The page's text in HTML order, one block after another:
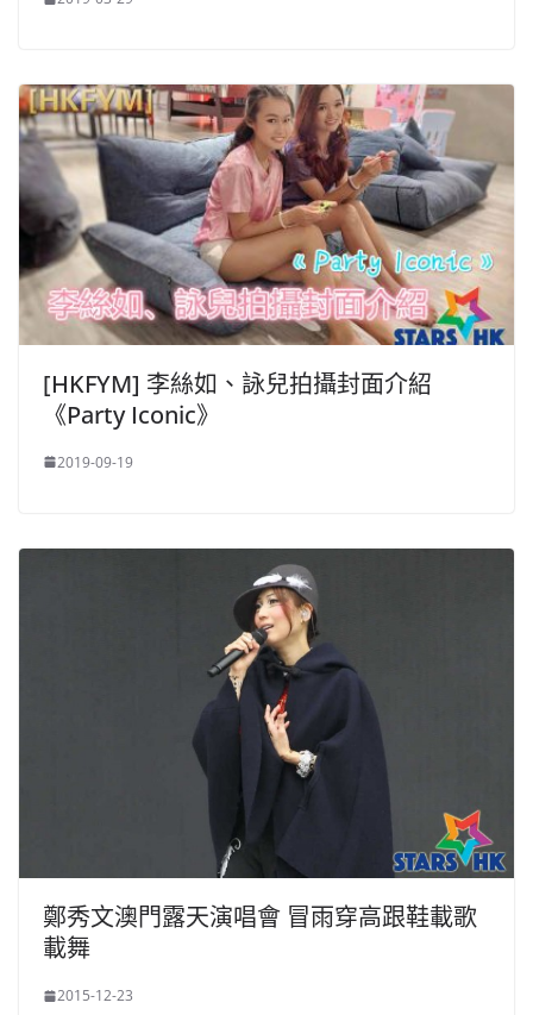
[HKFYM] 李絲如、詠兒拍攝封面介紹
《Party Iconic》
2019-09-19
鄭秀文澳門露天演唱會 冒雨穿高跟鞋載歌
載舞
2015-12-23